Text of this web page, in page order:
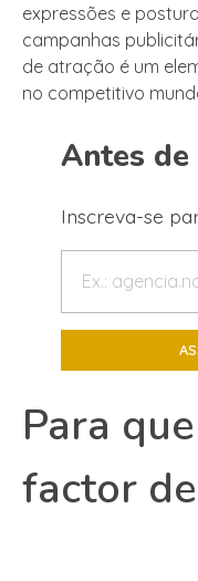
expressões e
campanhas
de atração é um
no competitivo
Antes de
Inscreva-se
Para
factor